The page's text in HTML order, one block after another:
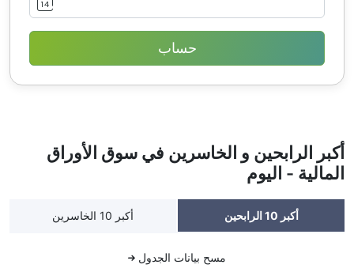
أكبر الرابحين و الخاسرين في سوق الأوراق
المالية - اليوم
أكبر 10 الرابحين أكبر 10 الخاسرين
مسح بيانات الجدول